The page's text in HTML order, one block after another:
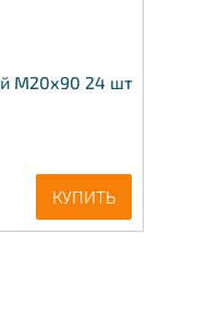
М20х90 24 шт
КУПИТЬ